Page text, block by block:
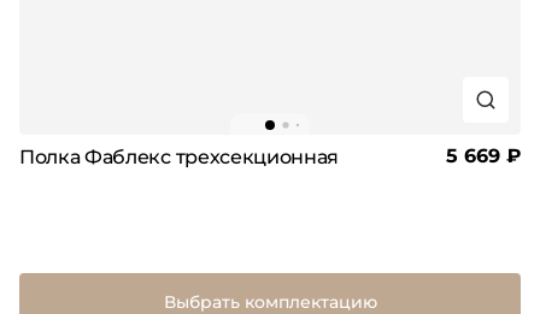
Полка Фаблекс трехсекционная 5 669 ₽
Выбрать комплектацию